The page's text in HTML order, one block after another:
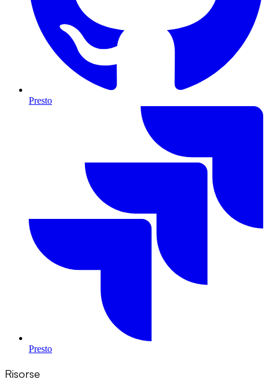
Presto
Presto
Risorse